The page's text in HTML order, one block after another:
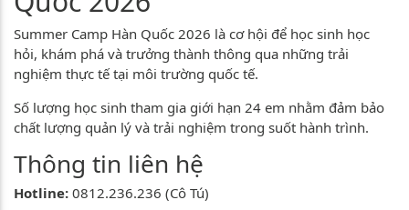
Summer Camp Hàn Quốc 2026 là cơ hội để học sinh học
hỏi, khám phá và trưởng thành thông qua những trải
nghiệm thực tế tại môi trường quốc tế.
Số lượng học sinh tham gia giới hạn 24 em nhằm đảm bảo
chất lượng quản lý và trải nghiệm trong suốt hành trình.
Thông tin liên hệ
Hotline: 0812.236.236 (Cô Tú)